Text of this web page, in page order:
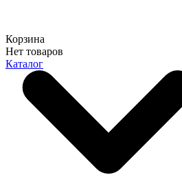
Корзина
Нет товаров
Каталог